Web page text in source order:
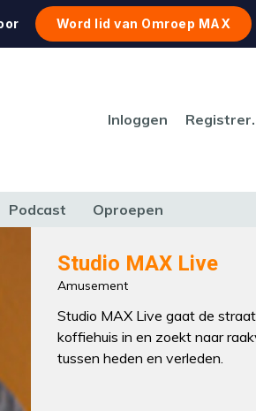
Word lid van Omroep MAX
Inloggen
Podcast Oproepen
Studio MAX Live
Amusement
Studio MAX Live gaat de
koffiehuis in en zoekt naar
tussen heden en verleden.